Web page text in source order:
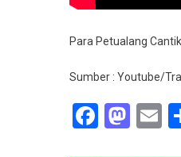
Para Petualang
Sumber : Youtube/